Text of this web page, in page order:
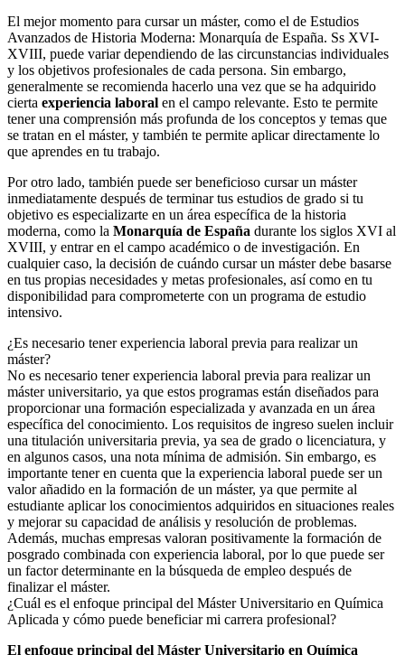
El mejor momento para cursar un máster, como el de Estudios
Avanzados de Historia Moderna: Monarquía de España. Ss XVI-
XVIII, puede variar dependiendo de las circunstancias individuales
y los objetivos profesionales de cada persona. Sin embargo,
generalmente se recomienda hacerlo una vez que se ha adquirido
cierta experiencia laboral en el campo relevante. Esto te permite
tener una comprensión más profunda de los conceptos y temas que
se tratan en el máster, y también te permite aplicar directamente lo
que aprendes en tu trabajo.
Por otro lado, también puede ser beneficioso cursar un máster
inmediatamente después de terminar tus estudios de grado si tu
objetivo es especializarte en un área específica de la historia
moderna, como la Monarquía de España durante los siglos XVI al
XVIII, y entrar en el campo académico o de investigación. En
cualquier caso, la decisión de cuándo cursar un máster debe basarse
en tus propias necesidades y metas profesionales, así como en tu
disponibilidad para comprometerte con un programa de estudio
intensivo.
¿Es necesario tener experiencia laboral previa para realizar un
máster?
No es necesario tener experiencia laboral previa para realizar un
máster universitario, ya que estos programas están diseñados para
proporcionar una formación especializada y avanzada en un área
específica del conocimiento. Los requisitos de ingreso suelen incluir
una titulación universitaria previa, ya sea de grado o licenciatura, y
en algunos casos, una nota mínima de admisión. Sin embargo, es
importante tener en cuenta que la experiencia laboral puede ser un
valor añadido en la formación de un máster, ya que permite al
estudiante aplicar los conocimientos adquiridos en situaciones reales
y mejorar su capacidad de análisis y resolución de problemas.
Además, muchas empresas valoran positivamente la formación de
posgrado combinada con experiencia laboral, por lo que puede ser
un factor determinante en la búsqueda de empleo después de
finalizar el máster.
¿Cuál es el enfoque principal del Máster Universitario en Química
Aplicada y cómo puede beneficiar mi carrera profesional?
El enfoque principal del Máster Universitario en Química